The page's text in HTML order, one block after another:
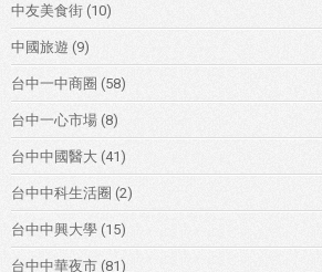
中友美食街 (10)
中國旅遊 (9)
台中一中商圈 (58)
台中一心市場 (8)
台中中國醫大 (41)
台中中科生活圈 (2)
台中中興大學 (15)
台中中華夜市 (81)